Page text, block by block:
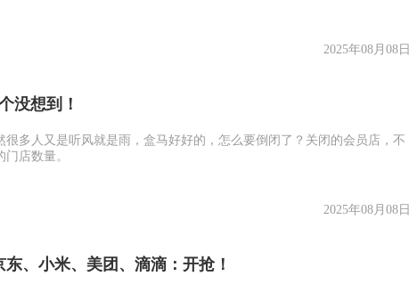
2025年08月08日
没想到！
很多人又是听风就是雨，盒马好好的，怎么要倒闭了？关闭的会员店，不
店数量。
2025年08月08日
东、小米、美团、滴滴：开抢！